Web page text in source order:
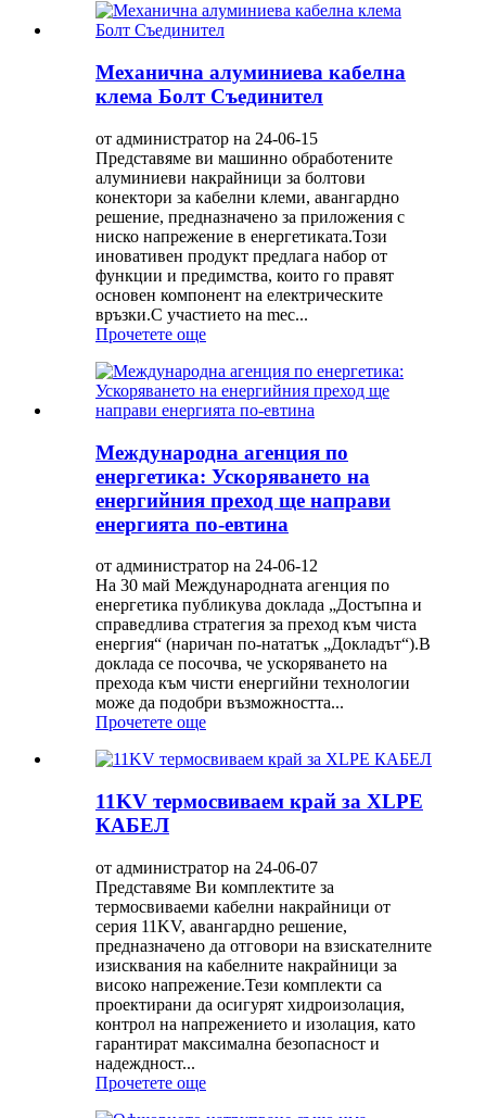
Механична алуминиева кабелна
клема Болт Съединител
от администратор на 24-06-15
Представяме ви машинно обработените
алуминиеви накрайници за болтови
конектори за кабелни клеми, авангардно
решение, предназначено за приложения с
ниско напрежение в енергетиката.Този
иновативен продукт предлага набор от
функции и предимства, които го правят
основен компонент на електрическите
връзки.С участието на mec...
Прочетете още
Международна агенция по
енергетика: Ускоряването на
енергийния преход ще направи
енергията по-евтина
от администратор на 24-06-12
На 30 май Международната агенция по
енергетика публикува доклада „Достъпна и
справедлива стратегия за преход към чиста
енергия“ (наричан по-нататък „Докладът“).В
доклада се посочва, че ускоряването на
прехода към чисти енергийни технологии
може да подобри възможността...
Прочетете още
11KV термосвиваем край за XLPE
КАБЕЛ
от администратор на 24-06-07
Представяме Ви комплектите за
термосвиваеми кабелни накрайници от
серия 11KV, авангардно решение,
предназначено да отговори на взискателните
изисквания на кабелните накрайници за
високо напрежение.Тези комплекти са
проектирани да осигурят хидроизолация,
контрол на напрежението и изолация, като
гарантират максимална безопасност и
надеждност...
Прочетете още